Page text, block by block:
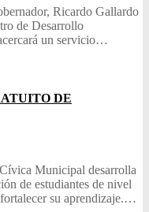
Ricardo Gallardo
de Desarrollo
un servicio…
DE
Municipal desarrolla
de estudiantes de nivel
su aprendizaje.…